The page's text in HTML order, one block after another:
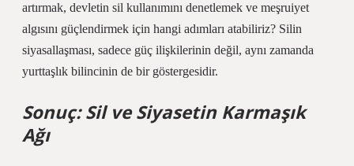
artırmak, devletin sil kullanımını denetlemek ve meşruiyet
algısını güçlendirmek için hangi adımları atabiliriz? Silin
siyasallaşması, sadece güç ilişkilerinin değil, aynı zamanda
yurttaşlık bilincinin de bir göstergesidir.
Sonuç: Sil ve Siyasetin Karmaşık
Ağı